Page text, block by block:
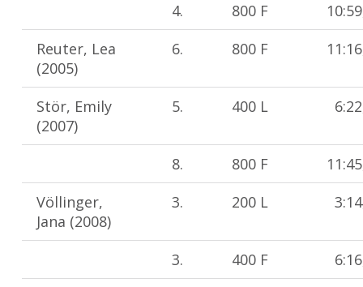
4. 800 F
Reuter, Lea
(2005)
6. 800 F
Stör, Emily
(2007)
5. 400 L
8. 800 F
Völlinger,
Jana (2008)
3. 200 L
3. 400 F